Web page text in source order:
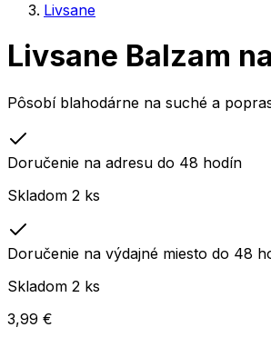
Livsane
Livsane Balzam
Pôsobí blahodárne na suché a
Doručenie na adresu do 48 hodín
Skladom 2 ks
Doručenie na výdajné miesto do 48
Skladom 2 ks
3,99 €